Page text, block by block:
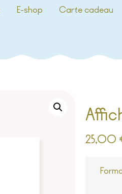
E-shop Carte cadeau
25,00